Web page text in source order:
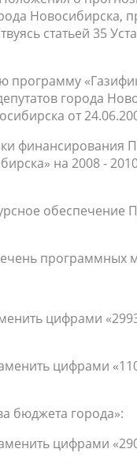
Новосибирска,
статьей 35
программу
города
от
на 2008 -
программных
цифрами
цифрами
бюджета города»:
цифрами